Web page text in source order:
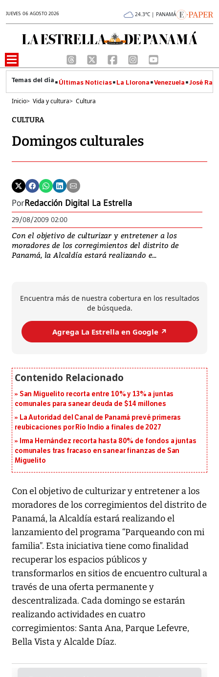
JUEVES 06 AGOSTO 2026 24.3°C | PANAMÁ
Últimas Noticias La Llorona Venezuela José
Inicio> Vida y cultura> Cultura
CULTURA
Domingos culturales
PorRedacción Digital La Estrella
29/08/2009 02:00
Con el objetivo de culturizar y entretener a los
moradores de los corregimientos del distrito de
Panamá, la Alcaldía estará realizando e...
Encuentra más de nuestra cobertura en los resultados
de búsqueda.
Agrega La Estrella en Google ↗️
San Miguelito recorta entre 10% y 13% a juntas
comunales para sanear deuda de $14 millones
La Autoridad del Canal de Panamá prevé primeras
reubicaciones por Río Indio a finales de 2027
Irma Hernández recorta hasta 80% de fondos a juntas
comunales tras fracaso en sanear finanzas de San
Miguelito
Con el objetivo de culturizar y entretener a los
moradores de los corregimientos del distrito de
Panamá, la Alcaldía estará realizando el
lanzamiento del programa “Parqueando con mi
familia”. Esta iniciativa tiene como finalidad
recuperar los espacios públicos y
transformarlos en sitios de encuentro cultural a
través de una oferta permanente y
descentralizada. Cada domingo se estarán
realizando actividades en cuatro
corregimientos: Santa Ana, Parque Lefevre,
Bella Vista y Alcalde Díaz.